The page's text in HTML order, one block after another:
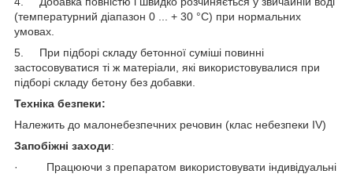
(температурний діапазон 0 ... + 30 °С) при нормальних
умовах.
5. При підборі складу бетонної суміші повинні
застосовуватися ті ж матеріали, які використовувалися при
підборі складу бетону без добавки.
Техніка безпеки:
Належить до малонебезпечних речовин (клас небезпеки IV)
Запобіжні заходи:
· Працюючи з препаратом використовувати індивідуальні